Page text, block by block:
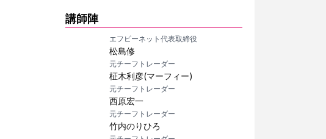
講師陣
エフピーネット代表取締役
松島修
元チーフトレーダー
柾木利彦(マーフィー)
元チーフトレーダー
西原宏一
元チーフトレーダー
竹内のりひろ